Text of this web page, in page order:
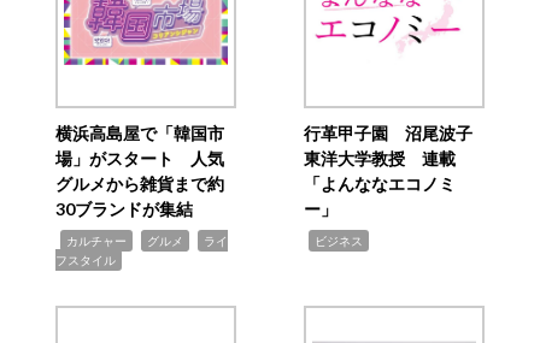
横浜高島屋で「韓国市
場」がスタート 人気
グルメから雑貨まで約
30ブランドが集結
カルチャー グルメ
ライ
フスタイル
行革甲子園 沼尾波子
東洋大学教授 連載
「よんななエコノミ
ー」
ビジネス